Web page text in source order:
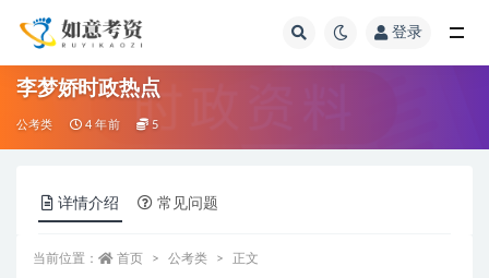
登录
李梦娇时政热点
公考类 4 年前 5
详情介绍 常见问题
当前位置： 首页 公考类 正文